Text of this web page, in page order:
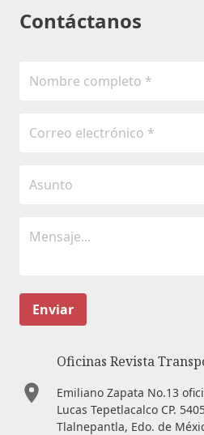
Contáctanos
Enviar
Oficinas Revista
Emiliano Zapata No.13
Lucas Tepetlacalco CP.
Tlalnepantla, Edo. de